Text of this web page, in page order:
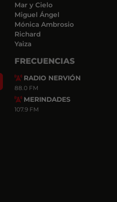
Mar y Cielo
Miguel Ángel
Mónica Ambrosio
Richard
Yaiza
Search
FRECUENCIAS
RADIO NERVIÓN
88.0 FM
MERINDADES
107.9 FM